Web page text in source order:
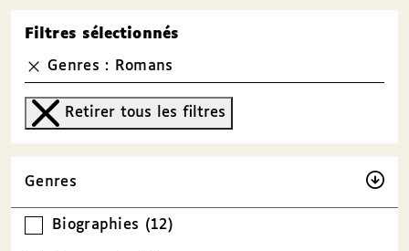
Filtres sélectionnés
Genres : Romans
Retirer tous les filtres
Genres
Biographies (12)